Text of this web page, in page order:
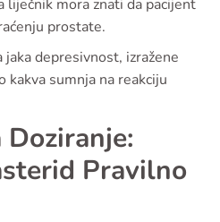
liječnik mora znati da pacijent
prostate.
jaka depresivnost, izražene
sumnja na reakciju
Doziranje:
Pravilno